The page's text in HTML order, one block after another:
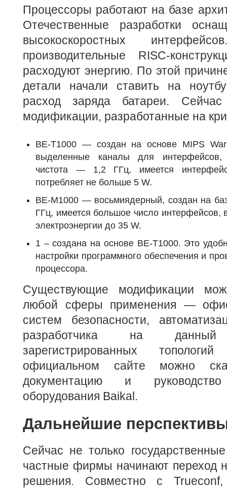
Процессоры работают на базе
Отечественные разработки
высокоскоростных
производительные RISC-
расходуют энергию. По этой
детали начали ставить на
расход заряда батареи.
модификации, разработанные на
BE-T1000 — создан на основе MIPS
выделенные каналы для интерфейсов,
чистота — 1,2 ГГц, имеется
потребляет не больше 5 W.
BE-M1000 — восьмиядерный, создан на
ГГц, имеется большое число интерфейсов,
электроэнергии до 35 W.
1 – создана на основе BE-T1000. Это
настройки программного обеспечения и
процессора.
Существующие модификации
любой сферы применения —
систем безопасности,
разработчика на
зарегистрированных
официальном сайте можно
документацию и
оборудования Baikal.
Дальнейшие
Сейчас не только
частные фирмы начинают переход
решения. Совместно с